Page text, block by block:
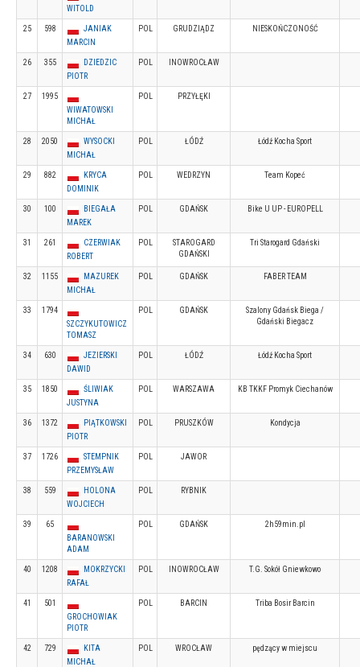
WITOLD
25 598
JANIAK
MARCIN
POL GRUDZIĄDZ NIESKOŃCZONOŚĆ
26 355
DZIEDZIC
PIOTR
POL INOWROCŁAW
27
1995
WIWATOWSKI
MICHAŁ
POL PRZYŁĘKI
28 2050
WYSOCKI
MICHAŁ
POL ŁÓDŹ Łódź Kocha Sport
29 882
KRYCA
DOMINIK
POL WEDRZYN Team Kopeć
30 100
BIEGAŁA
MAREK
POL GDAŃSK Bike U UP - EUROPELL
31 261
CZERWIAK
ROBERT
POL
STAROGARD
GDAŃSKI
Tri Starogard Gdański
32 1155
MAZUREK
MICHAŁ
POL GDAŃSK FABER TEAM
33
1794
SZCZYKUTOWICZ
TOMASZ
POL GDAŃSK
Szalony Gdańsk Biega /
Gdański Biegacz
34 630
JEZIERSKI
DAWID
POL ŁÓDŹ Łódź Kocha Sport
35 1850
ŚLIWIAK
JUSTYNA
POL WARSZAWA KB TKKF Promyk Ciechanów
36 1372
PIĄTKOWSKI
PIOTR
POL PRUSZKÓW Kondycja
37 1726
STEMPNIK
PRZEMYSŁAW
POL JAWOR
38 559
HOLONA
WOJCIECH
POL RYBNIK
39
65
BARANOWSKI
ADAM
POL GDAŃSK 2h59min.pl
40 1208
MOKRZYCKI
RAFAŁ
POL INOWROCŁAW T.G. Sokół Gniewkowo
41
501
GROCHOWIAK
PIOTR
POL BARCIN Triba Bosir Barcin
42 729
KITA
MICHAŁ
POL WROCŁAW pędzący w miejscu